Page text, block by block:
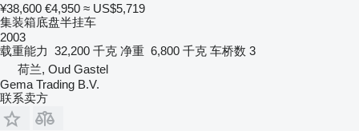
¥38,600 €4,950 ≈ US$5,719
集装箱底盘半挂车
2003
载重能力 32,200 千克 净重 6,800 千克 车桥数 3
荷兰, Oud Gastel
Gema Trading B.V.
联系卖方